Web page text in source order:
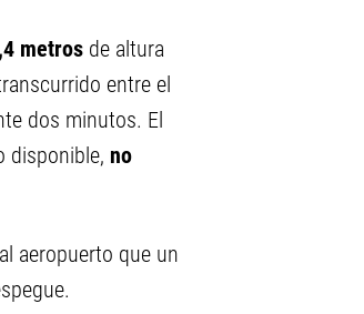
metros de altura
entre el
dos minutos. El
disponible, no
aeropuerto que un